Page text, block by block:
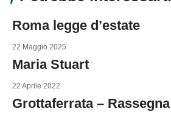
Roma legge d’estate
22 Maggio 2025
Maria Stuart
22 Aprile 2022
Grottaferrata – Rassegna